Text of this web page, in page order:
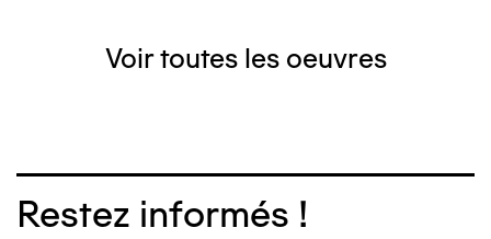
Voir toutes les oeuvres
Restez informés !